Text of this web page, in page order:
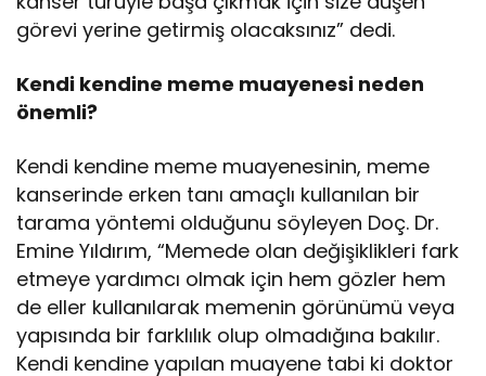
görevi yerine getirmiş olacaksınız” dedi.
Kendi kendine meme muayenesi neden
önemli?
Kendi kendine meme muayenesinin, meme
kanserinde erken tanı amaçlı kullanılan bir
tarama yöntemi olduğunu söyleyen Doç. Dr.
Emine Yıldırım, “Memede olan değişiklikleri fark
etmeye yardımcı olmak için hem gözler hem
de eller kullanılarak memenin görünümü veya
yapısında bir farklılık olup olmadığına bakılır.
Kendi kendine yapılan muayene tabi ki doktor